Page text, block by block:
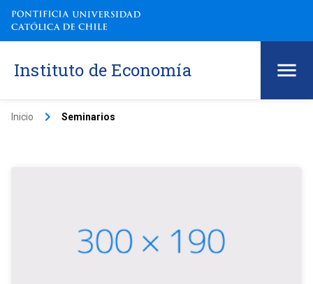
Instituto de Economía
Inicio keyboard_arrow_right Seminarios